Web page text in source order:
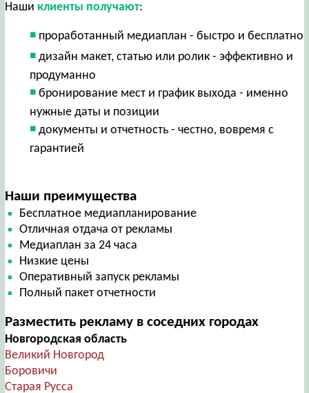
Наши клиенты получают:
проработанный медиаплан - быстро и бесплатно
дизайн макет, статью или ролик - эффективно и
продуманно
бронирование мест и график выхода - именно
нужные даты и позиции
документы и отчетность - честно, вовремя с
гарантией
Наши преимущества
Бесплатное медиапланирование
Отличная отдача от рекламы
Медиаплан за 24 часа
Низкие цены
Оперативный запуск рекламы
Полный пакет отчетности
Разместить рекламу в соседних городах
Новгородская область
Великий Новгород
Боровичи
Старая Русса